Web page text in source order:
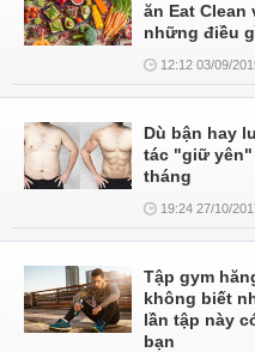
ăn Eat
những điều
12:12 03/09/
Dù bận hay
tác "giữ yên"
tháng
19:24 27/10/
Tập gym
không biết
lần tập này
bạn